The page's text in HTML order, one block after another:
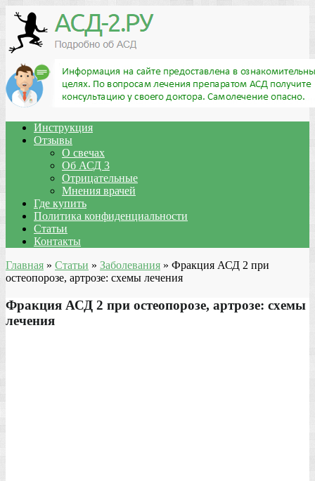
Инструкция
Отзывы
О свечах
Об АСД 3
Отрицательные
Мнения врачей
Где купить
Политика конфиденциальности
Статьи
Контакты
Главная » Статьи » Заболевания » Фракция АСД 2 при
остеопорозе, артрозе: схемы лечения
Фракция АСД 2 при остеопорозе, артрозе: схемы
лечения